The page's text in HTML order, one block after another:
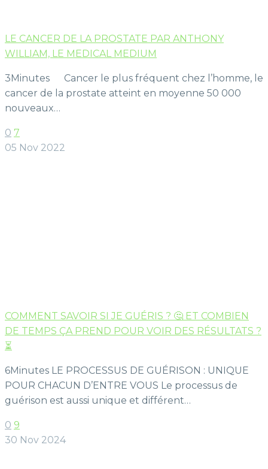
LE CANCER DE LA PROSTATE PAR ANTHONY
WILLIAM, LE MEDICAL MEDIUM
3Minutes Cancer le plus fréquent chez l’homme, le
cancer de la prostate atteint en moyenne 50 000
nouveaux…
0 7
05 Nov 2022
COMMENT SAVOIR SI JE GUÉRIS ? 🤔 ET COMBIEN
DE TEMPS ÇA PREND POUR VOIR DES RÉSULTATS ?
⏳
6Minutes LE PROCESSUS DE GUÉRISON : UNIQUE
POUR CHACUN D’ENTRE VOUS Le processus de
guérison est aussi unique et différent…
0 9
30 Nov 2024